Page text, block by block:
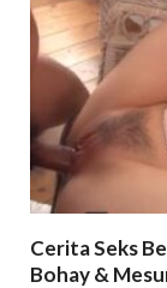
Cerita Seks
Bohay &